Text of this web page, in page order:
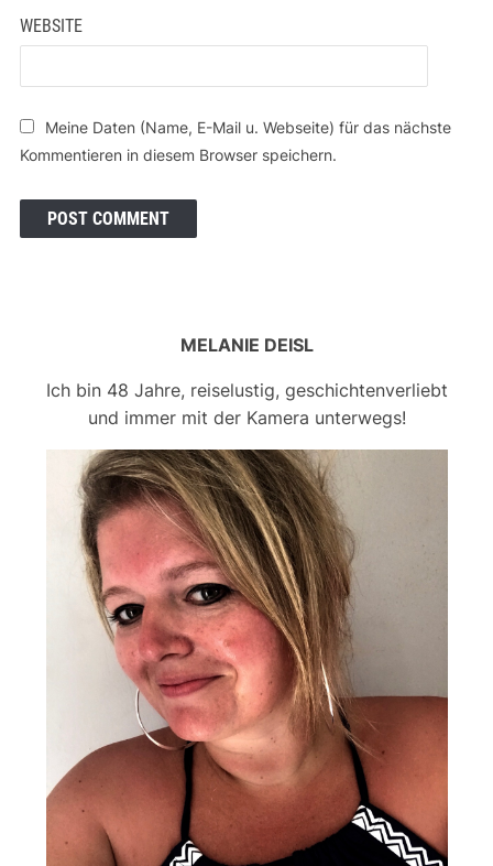
WEBSITE
Meine Daten (Name, E-Mail u. Webseite) für das nächste
Kommentieren in diesem Browser speichern.
MELANIE DEISL
Ich bin 48 Jahre, reiselustig, geschichtenverliebt
und immer mit der Kamera unterwegs!